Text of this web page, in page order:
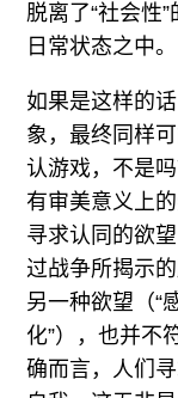
脱离了“社会性
日常状态之中。
如果是这样的
象，最终同样
认游戏，不是
有审美意义上
寻求认同的欲
过战争所揭示
另一种欲望（“
化”），也并不
确而言，人们